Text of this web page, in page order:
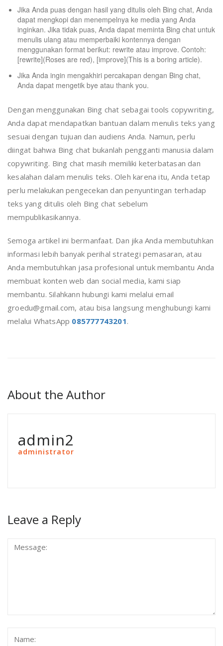
Jika Anda puas dengan hasil yang ditulis oleh Bing chat, Anda
dapat mengkopi dan menempelnya ke media yang Anda
inginkan. Jika tidak puas, Anda dapat meminta Bing chat untuk
menulis ulang atau memperbaiki kontennya dengan
menggunakan format berikut: rewrite atau improve. Contoh:
[rewrite](Roses are red), [improve](This is a boring article).
Jika Anda ingin mengakhiri percakapan dengan Bing chat,
Anda dapat mengetik bye atau thank you.
Dengan menggunakan Bing chat sebagai tools copywriting,
Anda dapat mendapatkan bantuan dalam menulis teks yang
sesuai dengan tujuan dan audiens Anda. Namun, perlu
diingat bahwa Bing chat bukanlah pengganti manusia dalam
copywriting. Bing chat masih memiliki keterbatasan dan
kesalahan dalam menulis teks. Oleh karena itu, Anda tetap
perlu melakukan pengecekan dan penyuntingan terhadap
teks yang ditulis oleh Bing chat sebelum
mempublikasikannya.
Semoga artikel ini bermanfaat. Dan jika Anda membutuhkan
informasi lebih banyak perihal strategi pemasaran, atau
Anda membutuhkan jasa profesional untuk membantu Anda
membuat konten web dan social media, kami siap
membantu. Silahkann hubungi kami melalui email
groedu@gmail.com, atau bisa langsung menghubungi kami
melalui WhatsApp 085777743201.
About the Author
admin2
administrator
Leave a Reply